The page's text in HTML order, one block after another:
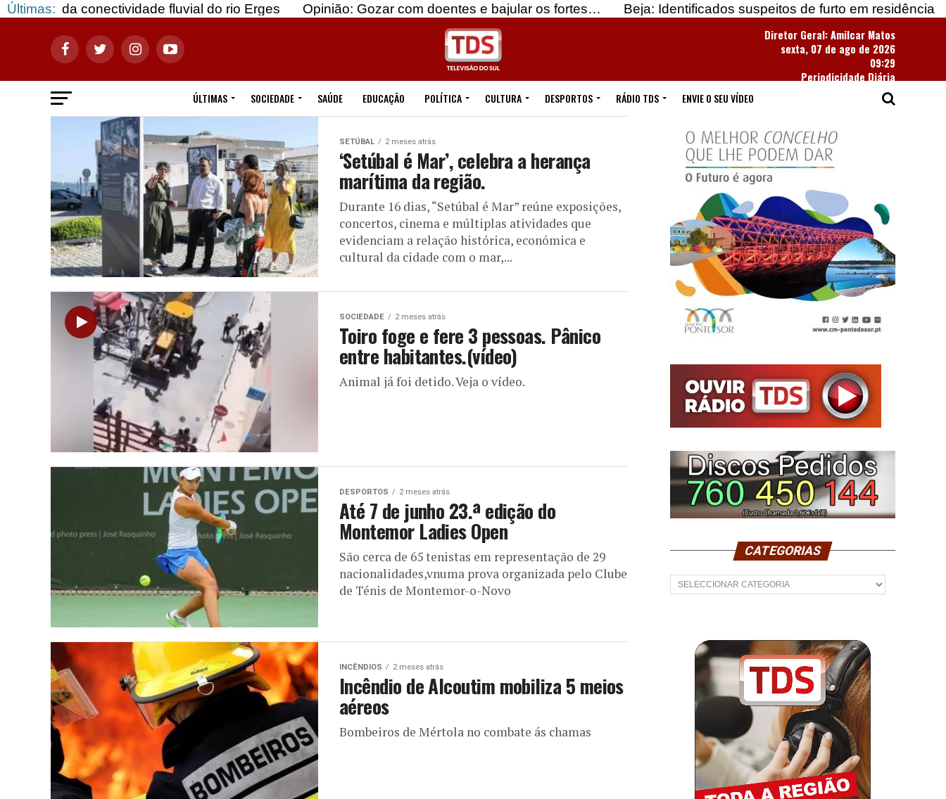
Últimas: fluvial do rio Erges Opinião: Gozar com doentes e bajular os fortes… Beja: Identificados suspeitos de furto em residência
Diretor Geral: Amilcar Matos
sexta, 07 de ago de 2026
09:29
Periodicidade Diária
ÚLTIMAS
SOCIEDADE SAÚDE EDUCAÇÃO POLÍTICA CULTURA DESPORTOS RÁDIO TDS ENVIE O SEU VÍDEO
SETÚBAL 2 meses atrás
‘Setúbal é Mar’, celebra a herança
marítima da região.
Durante 16 dias, “Setúbal é Mar” reúne exposições,
concertos, cinema e múltiplas atividades que
evidenciam a relação histórica, económica e
cultural da cidade com o mar,...
SOCIEDADE 2 meses atrás
Toiro foge e fere 3 pessoas. Pânico
entre habitantes.(vídeo)
Animal já foi detido. Veja o vídeo.
DESPORTOS 2 meses atrás
Até 7 de junho 23.ª edição do
Montemor Ladies Open
São cerca de 65 tenistas em representação de 29
nacionalidades,vnuma prova organizada pelo Clube
de Ténis de Montemor-o-Novo
INCÊNDIOS 2 meses atrás
Incêndio de Alcoutim mobiliza 5 meios
aéreos
Bombeiros de Mértola no combate ás chamas
CATEGORIAS
Categorias